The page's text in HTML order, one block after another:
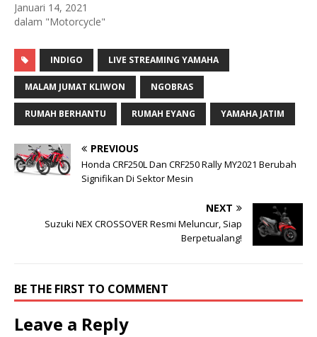
Januari 14, 2021
dalam "Motorcycle"
INDIGO LIVE STREAMING YAMAHA
MALAM JUMAT KLIWON NGOBRAS
RUMAH BERHANTU RUMAH EYANG YAMAHA JATIM
PREVIOUS
Honda CRF250L Dan CRF250 Rally MY2021 Berubah
Signifikan Di Sektor Mesin
NEXT
Suzuki NEX CROSSOVER Resmi Meluncur, Siap
Berpetualang!
BE THE FIRST TO COMMENT
Leave a Reply